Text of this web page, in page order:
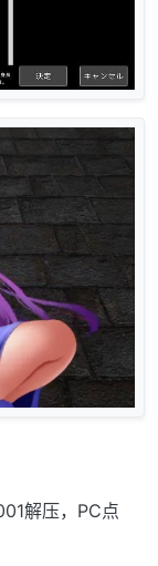
解压，PC点